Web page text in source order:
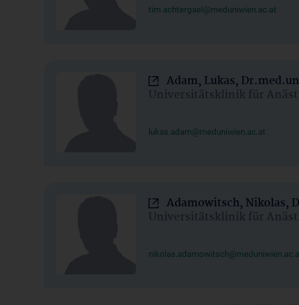
tim.achtergael@meduniwien.ac.at
Adam, Lukas,
Universitätsklinik für
lukas.adam@meduniwien.ac.at
Adamowitsch, Nikolas,
Universitätsklinik für